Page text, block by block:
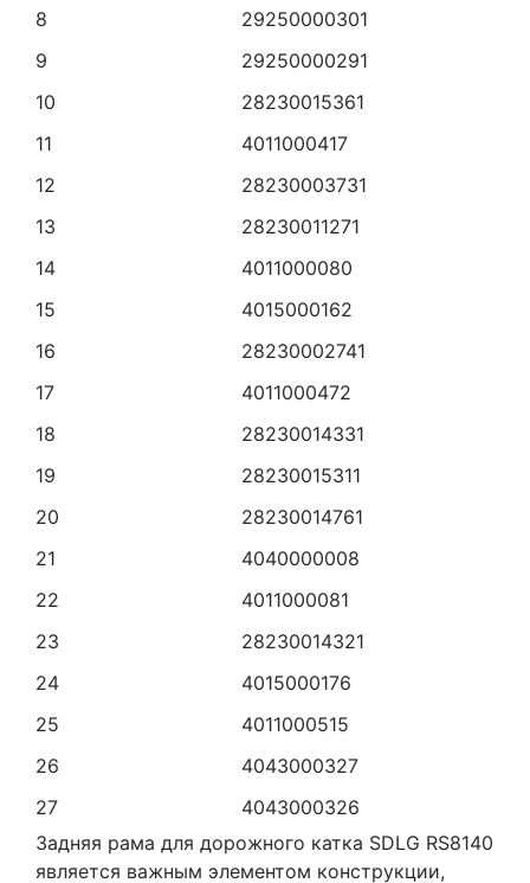
8
29250000301
9
29250000291
10
28230015361
11
4011000417
12
28230003731
13
28230011271
14
4011000080
15
4015000162
16
28230002741
17
4011000472
18
28230014331
19
28230015311
20
28230014761
21
4040000008
22
4011000081
23
28230014321
24
4015000176
25
4011000515
26
4043000327
27
4043000326
Задняя рама для дорожного катка SDLG RS8140
является важным элементом конструкции,